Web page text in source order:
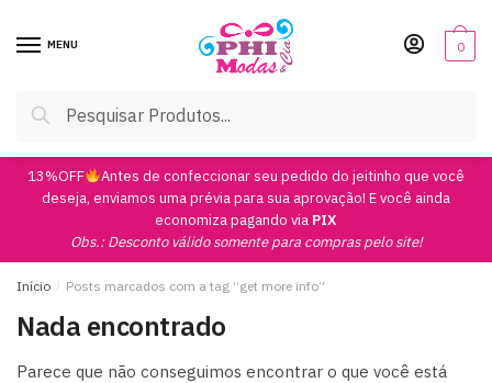
MENU
Pesquisar
por:
Pesquisar
0
13%OFF
Antes de confeccionar seu pedido do jeitinho que você
deseja, enviamos uma prévia para sua aprovação! E você ainda
economiza pagando via PIX
Obs.: Desconto válido somente para compras pelo site!
Início / Posts marcados com a tag “get more info”
Nada encontrado
Parece que não conseguimos encontrar o que você está